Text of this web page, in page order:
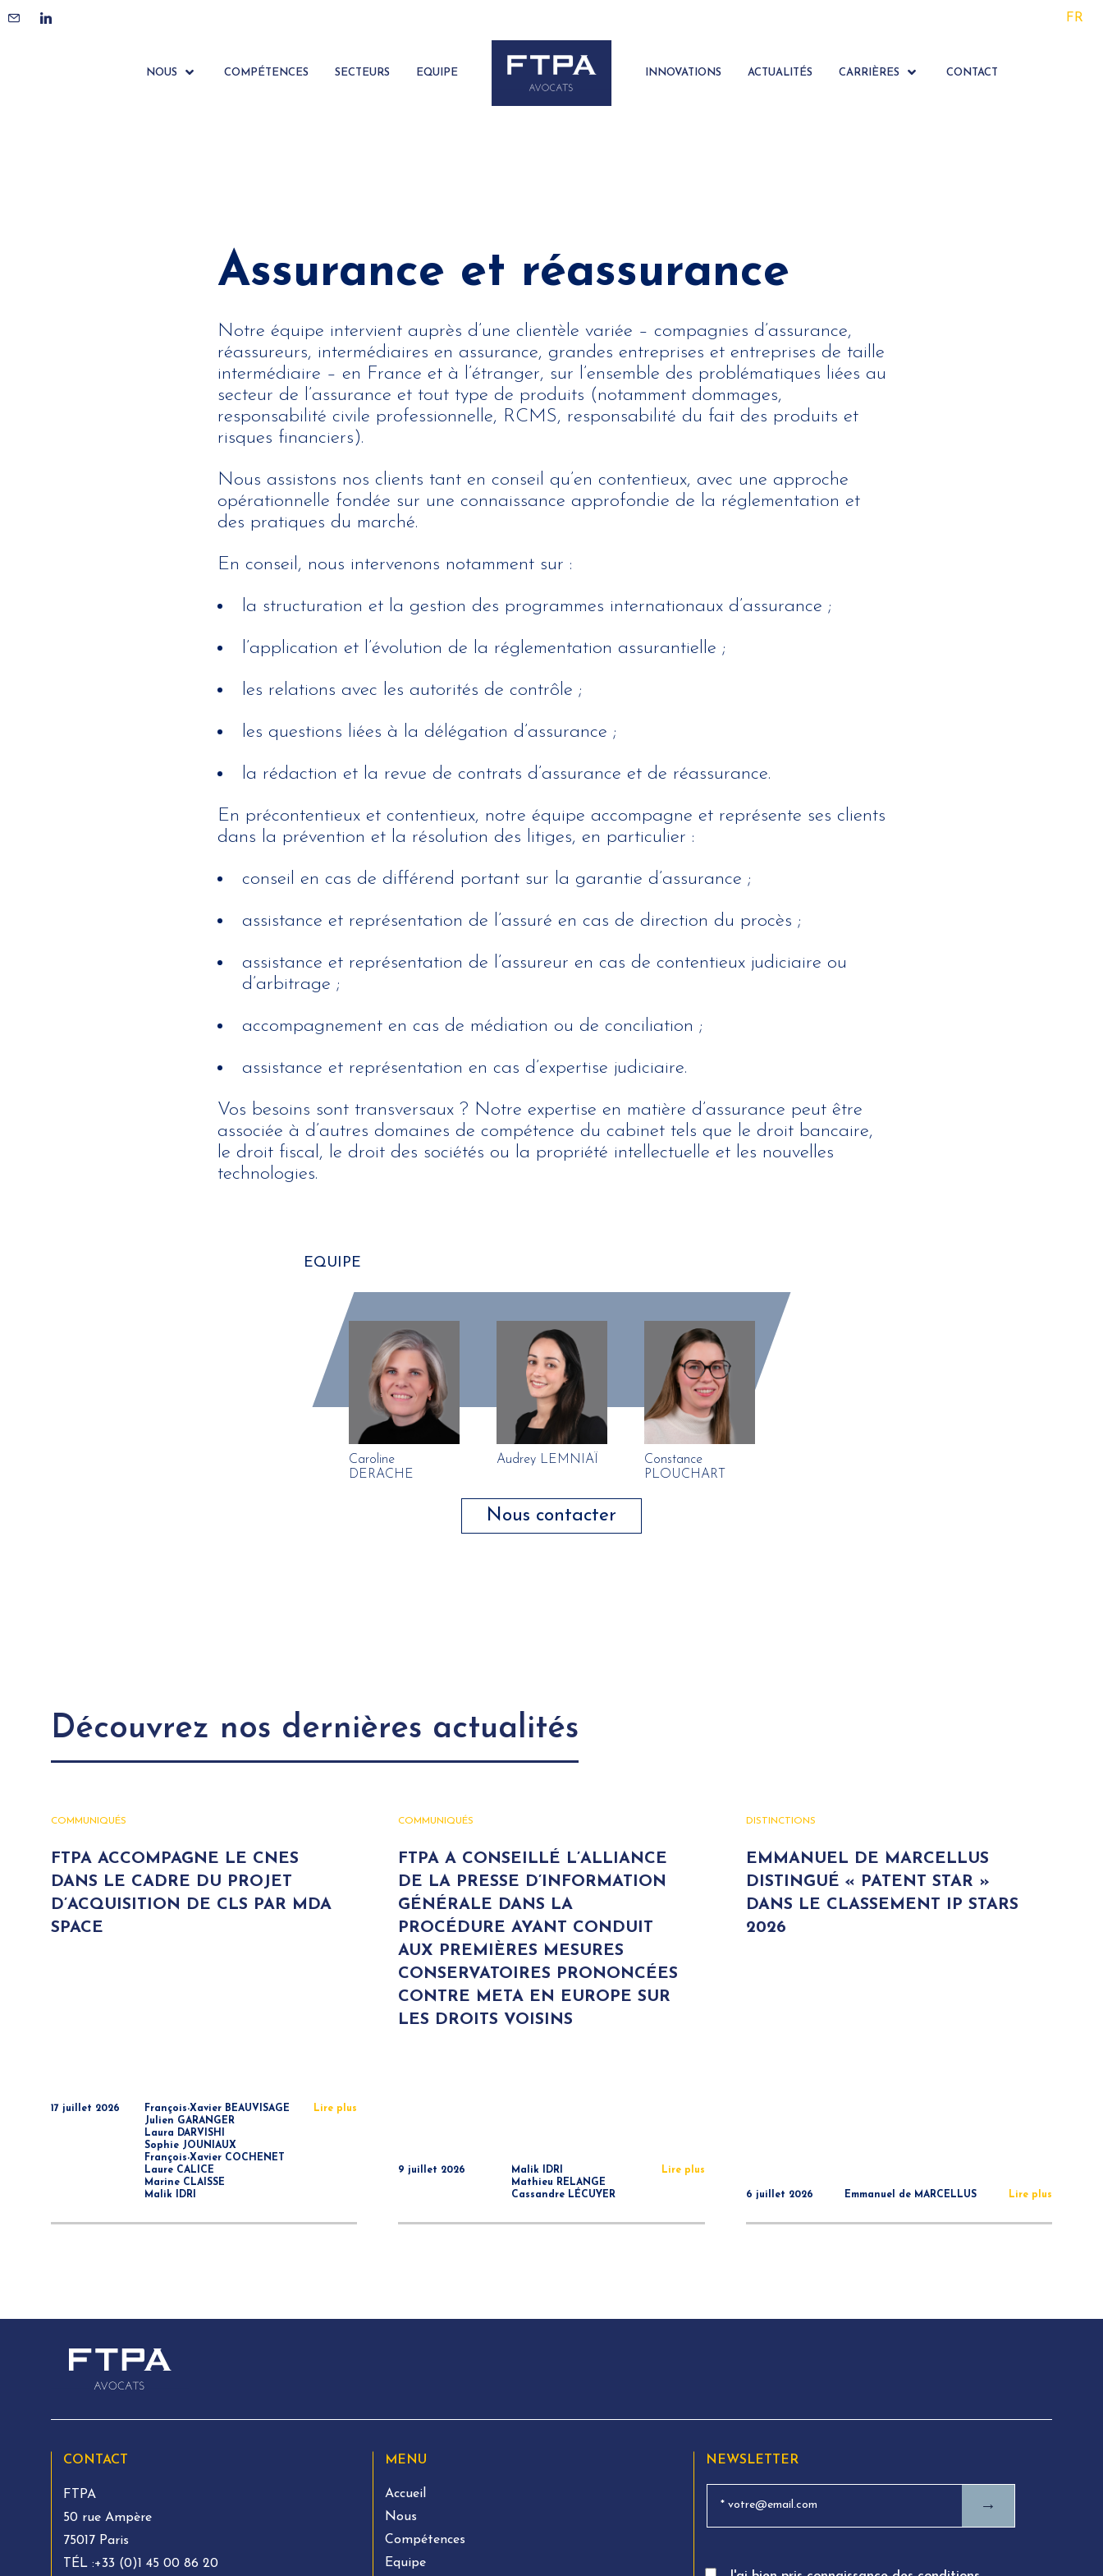
FR
NOUS COMPÉTENCES SECTEURS EQUIPE INNOVATIONS ACTUALITÉS CARRIÈRES CONTACT
Assurance et réassurance
Notre équipe intervient auprès d’une clientèle variée – compagnies d’assurance,
réassureurs, intermédiaires en assurance, grandes entreprises et entreprises de taille
intermédiaire – en France et à l’étranger, sur l’ensemble des problématiques liées au
secteur de l’assurance et tout type de produits (notamment dommages,
responsabilité civile professionnelle, RCMS, responsabilité du fait des produits et
risques financiers).
Nous assistons nos clients tant en conseil qu’en contentieux, avec une approche
opérationnelle fondée sur une connaissance approfondie de la réglementation et
des pratiques du marché.
En conseil, nous intervenons notamment sur :
la structuration et la gestion des programmes internationaux d’assurance ;
l’application et l’évolution de la réglementation assurantielle ;
les relations avec les autorités de contrôle ;
les questions liées à la délégation d’assurance ;
la rédaction et la revue de contrats d’assurance et de réassurance.
En précontentieux et contentieux, notre équipe accompagne et représente ses clients
dans la prévention et la résolution des litiges, en particulier :
conseil en cas de différend portant sur la garantie d’assurance ;
assistance et représentation de l’assuré en cas de direction du procès ;
assistance et représentation de l’assureur en cas de contentieux judiciaire ou
d’arbitrage ;
accompagnement en cas de médiation ou de conciliation ;
assistance et représentation en cas d’expertise judiciaire.
Vos besoins sont transversaux ? Notre expertise en matière d’assurance peut être
associée à d’autres domaines de compétence du cabinet tels que le droit bancaire,
le droit fiscal, le droit des sociétés ou la propriété intellectuelle et les nouvelles
technologies.
EQUIPE
Caroline
DERACHE
Audrey LEMNIAÏ
Constance
PLOUCHART
Nous contacter
Découvrez nos dernières actualités
COMMUNIQUÉS
FTPA ACCOMPAGNE LE CNES
DANS LE CADRE DU PROJET
D’ACQUISITION DE CLS PAR MDA
SPACE
17 juillet 2026
François-Xavier BEAUVISAGE
Julien GARANGER
Laura DARVISHI
Sophie JOUNIAUX
François-Xavier COCHENET
Laure CALICE
Marine CLAISSE
Malik IDRI
Lire plus
COMMUNIQUÉS
FTPA A CONSEILLÉ L’ALLIANCE
DE LA PRESSE D’INFORMATION
GÉNÉRALE DANS LA
PROCÉDURE AYANT CONDUIT
AUX PREMIÈRES MESURES
CONSERVATOIRES PRONONCÉES
CONTRE META EN EUROPE SUR
LES DROITS VOISINS
9 juillet 2026
Malik IDRI
Mathieu RELANGE
Cassandre LÉCUYER
Lire plus
DISTINCTIONS
EMMANUEL DE MARCELLUS
DISTINGUÉ « PATENT STAR »
DANS LE CLASSEMENT IP STARS
2026
6 juillet 2026 Emmanuel de MARCELLUS Lire plus
CONTACT
FTPA
50 rue Ampère
75017 Paris
TÉL :+33 (0)1 45 00 86 20
MENU
Accueil
Nous
Compétences
Equipe
NEWSLETTER
→